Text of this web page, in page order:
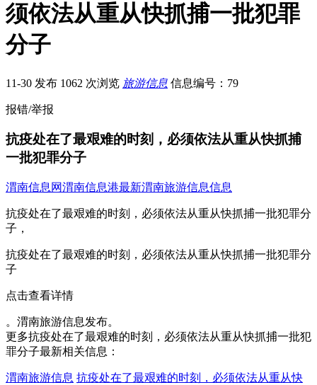
须依法从重从快抓捕一批犯罪
分子
11-30 发布 1062 次浏览 旅游信息 信息编号：79
报错/举报
抗疫处在了最艰难的时刻，必须依法从重从快抓捕
一批犯罪分子
渭南信息网渭南信息港最新渭南旅游信息信息
抗疫处在了最艰难的时刻，必须依法从重从快抓捕一批犯罪分
子，
抗疫处在了最艰难的时刻，必须依法从重从快抓捕一批犯罪分
子
点击查看详情
。渭南旅游信息发布。
更多抗疫处在了最艰难的时刻，必须依法从重从快抓捕一批犯
罪分子最新相关信息：
渭南旅游信息 抗疫处在了最艰难的时刻，必须依法从重从快